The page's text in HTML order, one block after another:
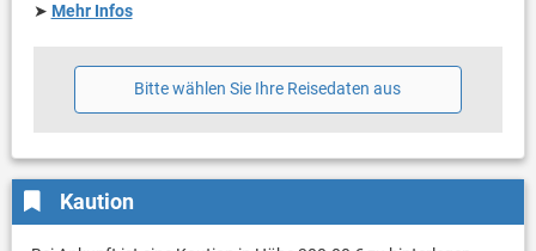
➤ Mehr Infos
Bitte wählen Sie Ihre Reisedaten aus
Kaution